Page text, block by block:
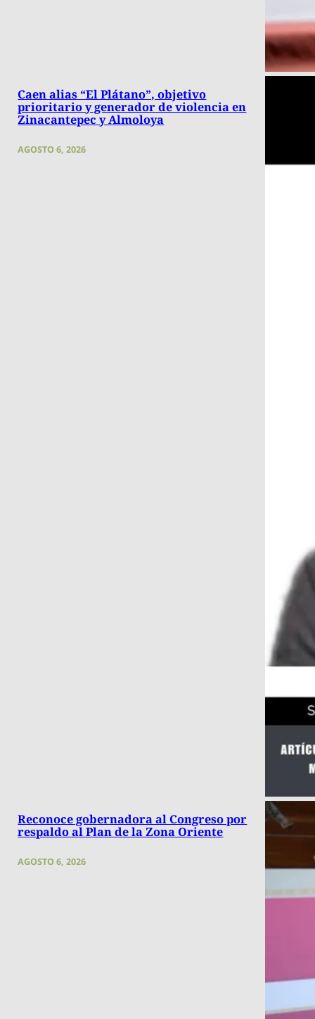
Caen alias “El Plátano”, objetivo
prioritario y generador de violencia en
Zinacantepec y Almoloya
AGOSTO 6, 2026
Reconoce gobernadora al Congreso por
respaldo al Plan de la Zona Oriente
AGOSTO 6, 2026